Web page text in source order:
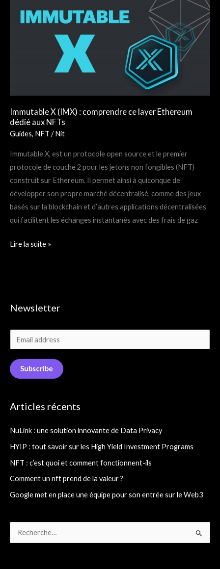
Immutable X (IMX) : comprendre ce layer Ethereum
dédié aux NFTs
Guides, NFT /Nit
Immutable X, est un protocole open source et le premier
protocole de couche 2 pour les jetons non fongibles (NFT)
construit sur Ethereum. Il permet ainsi à quiconque de
développer son propre marché décentralisé, comme des jeux
basés sur la blockchain et d’autres applications décentralisées
qui facilitent les échanges instantanés avec des frais de gaz
dédié
aux
NFTs
Lire la suite »
Newsletter
m
a
*
Subscribe
Articles récents
NuLink : une solution innovante de Data Privacy
HYIP : tout savoir sur les High Yield Investment Programs
NFT : c’est quoi et comment fonctionnent-ils
Comment un nft prend de la valeur ?
Google met en place une équipe pour son entrée sur le Web3